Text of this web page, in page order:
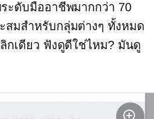
ะดับมืออาชีพมากกว่า 70
สมสำหรับกลุ่มต่างๆ ทั้งหมด
ลิกเดียว ฟังดูดีใช่ไหม? มันดู